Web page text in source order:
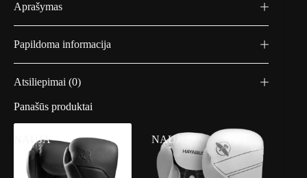
i
i
m
-
l
t
a
Aprašymas
Papildoma informacija
Atsiliepimai (0)
Panašūs produktai
NAUJA NAUJA